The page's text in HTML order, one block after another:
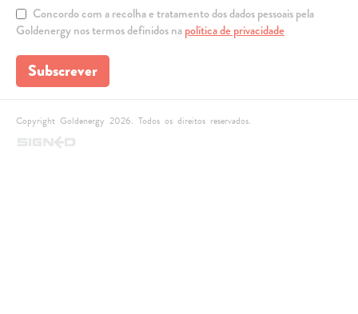
Concordo com a recolha e tratamento dos dados pessoais pela
Goldenergy nos termos definidos napolítica de privacidade
Subscrever
Copyright Goldenergy 2026. Todos os direitos reservados.